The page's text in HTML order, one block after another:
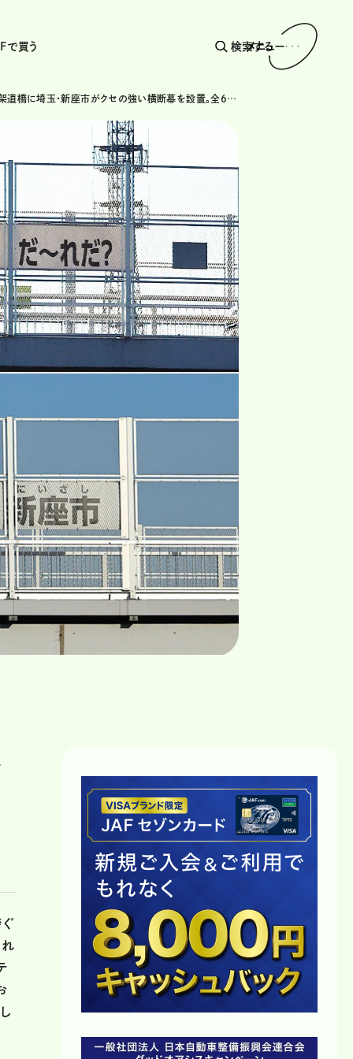
で買う 検索する
メニュー
関越道の架道橋に埼玉・新座市がクセの強い横断幕を設置。全6種類を一挙紹介!